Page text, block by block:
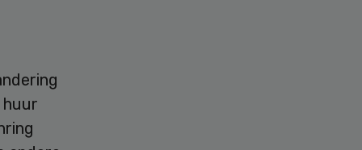
huur